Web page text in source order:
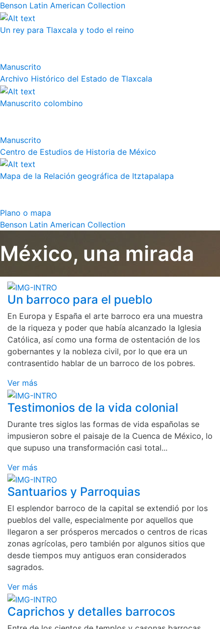
Benson Latin American Collection
Un rey para Tlaxcala y todo el reino
Manuscrito
Archivo Histórico del Estado de Tlaxcala
Manuscrito colombino
Manuscrito
Centro de Estudios de Historia de México
Mapa de la Relación geográfica de Itztapalapa
Plano o mapa
Benson Latin American Collection
México, una mirada
Un barroco para el pueblo
En Europa y España el arte barroco era una muestra
de la riqueza y poder que había alcanzado la Iglesia
Católica, así como una forma de ostentación de los
gobernantes y la nobleza civil, por lo que era un
contrasentido hablar de un barroco de los pobres.
Ver más
Testimonios de la vida colonial
Durante tres siglos las formas de vida españolas se
impusieron sobre el paisaje de la Cuenca de México, lo
que supuso una transformación casi total...
Ver más
Santuarios y Parroquias
El esplendor barroco de la capital se extendió por los
pueblos del valle, especialmente por aquellos que
llegaron a ser prósperos mercados o centros de ricas
zonas agrícolas, pero también por algunos sitios que
desde tiempos muy antiguos eran considerados
sagrados.
Ver más
Caprichos y detalles barrocos